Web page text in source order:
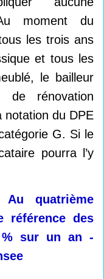
moment du
les trois ans
et tous les
le bailleur
de rénovation
notation du DPE
G. Si le
pourra l’y
Au quatrième
référence des
% sur un an -